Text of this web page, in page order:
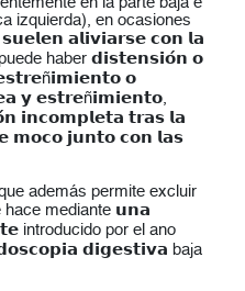
izquierda), en ocasiones
𝗮𝗹𝗶𝘃𝗶𝗮𝗿𝘀𝗲 𝗰𝗼𝗻 𝗹𝗮
haber 𝗱𝗶𝘀𝘁𝗲𝗻𝘀𝗶𝗼́𝗻 𝗼
𝗼
𝘆 𝗲𝘀𝘁𝗿𝗲ñ𝗶𝗺𝗶𝗲𝗻𝘁𝗼,
𝗶𝗻𝗰𝗼𝗺𝗽𝗹𝗲𝘁𝗮 𝘁𝗿𝗮𝘀 𝗹𝗮
𝗺𝗼𝗰𝗼 𝗷𝘂𝗻𝘁𝗼 𝗰𝗼𝗻 𝗹𝗮𝘀
además permite excluir
hace mediante 𝘂𝗻𝗮
introducido por el ano
𝗱𝗶𝗴𝗲𝘀𝘁𝗶𝘃𝗮 baja